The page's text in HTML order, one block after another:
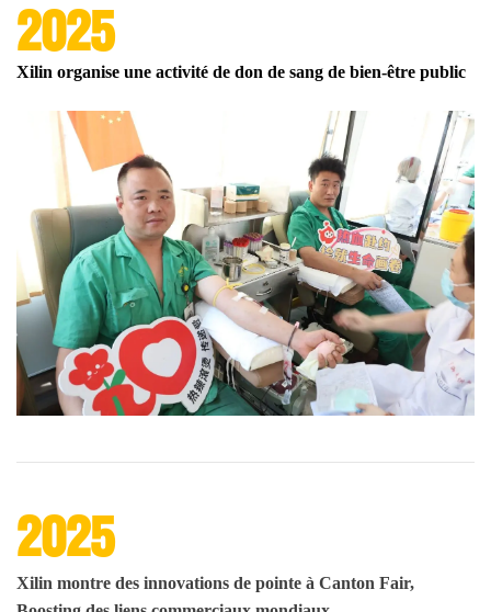
2025
Xilin organise une activité de don de sang de bien-être public
2025
Xilin montre des innovations de pointe à Canton Fair,